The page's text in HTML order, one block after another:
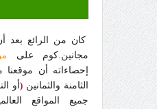
كان من الرائع
مجانين.كوم على
إحصاءاته أن موقعنا
الثامنة والثمانين (أو
جميع المواقع